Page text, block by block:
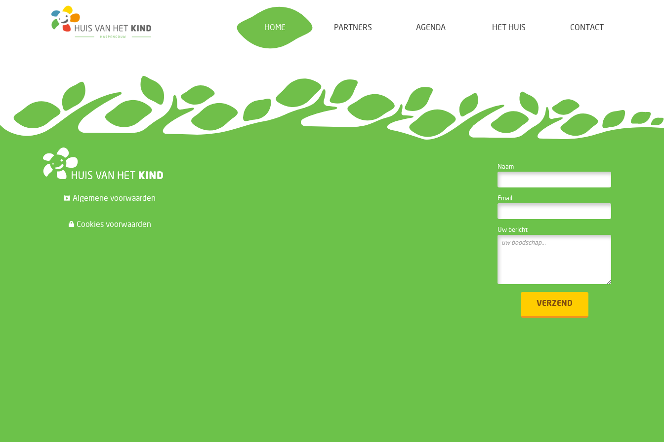
HOME PARTNERS AGENDA HET HUIS CONTACT
Algemene voorwaarden
Cookies voorwaarden
WEBSITE BEHEERDER
Naam
Email
Uw bericht
VERZEND